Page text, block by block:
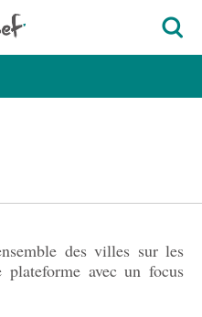
des villes sur les
avec un focus